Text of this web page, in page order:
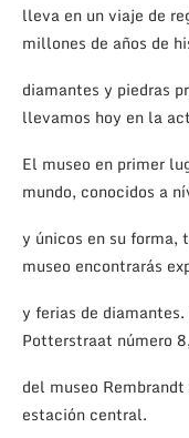
lleva en un viaje de
millones de años de
diamantes y piedras
llevamos hoy en la
El museo en primer
mundo, conocidos a
y únicos en su forma,
museo encontrarás
y ferias de
Potterstraat número
del museo
estación central.